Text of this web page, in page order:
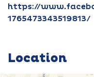
https://
1765473343519813/
Location